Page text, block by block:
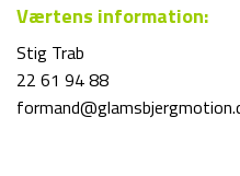
Værtens information:
Stig Trab
22 61 94 88